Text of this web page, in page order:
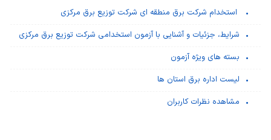
استخدام شرکت برق منطقه ای شرکت توزیع برق مرکزی
شرایط، جزئیات و آشنایی با آزمون استخدامی شرکت توزیع برق مرکزی
بسته های ویژه آزمون
لیست اداره برق استان ها
مشاهده نظرات کاربران